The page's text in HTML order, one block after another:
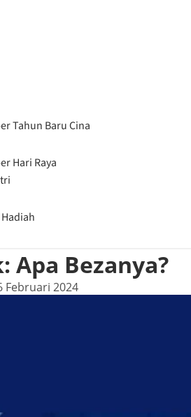
Tahun Baru Cina
Hari Raya
Bezanya?
Februari 2024